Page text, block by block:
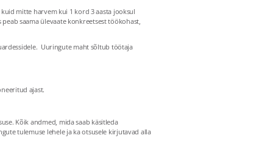
mitte harvem kui 1 kord 3 aasta jooksul
saama ülevaate konkreetsest töökohast,
Uuringute maht sõltub töötaja
ajast.
Kõik andmed, mida saab käsitleda
tulemuse lehele ja ka otsusele kirjutavad alla